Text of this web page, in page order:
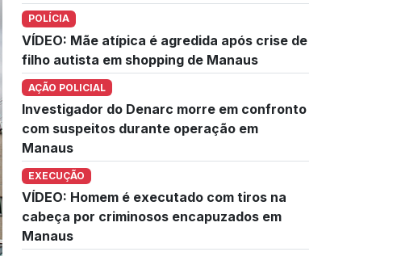
POLÍCIA
VÍDEO: Mãe atípica é agredida após crise de
filho autista em shopping de Manaus
AÇÃO POLICIAL
Investigador do Denarc morre em confronto
com suspeitos durante operação em
Manaus
EXECUÇÃO
VÍDEO: Homem é executado com tiros na
cabeça por criminosos encapuzados em
Manaus